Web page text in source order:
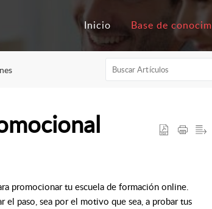
Inicio
promocionar tu escuela de formación online.
el paso, sea por el motivo que sea, a probar tus